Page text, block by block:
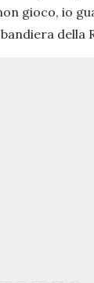
gioco, io
della